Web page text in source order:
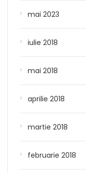
mai 2023
iulie 2018
mai 2018
aprilie 2018
martie 2018
februarie 2018